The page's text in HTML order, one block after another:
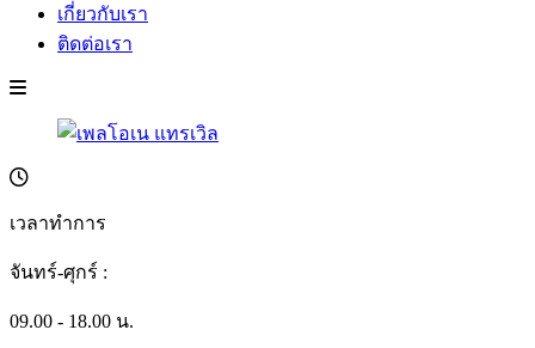
เกี่ยวกับเรา
ติดต่อเรา
เวลาทำการ
จันทร์-ศุกร์ :
09.00 - 18.00 น.